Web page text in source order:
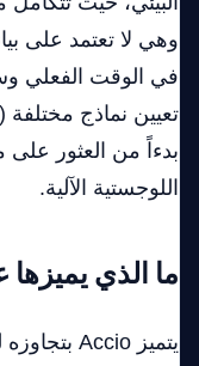
وهي لا تعتمد على
في الوقت الفعلي
بدءاً من العثور
اللوجستية الآلية.
ما الذي يميزها
يتميز Accio بتجاوزه لنموذج “روبوت الدردشة” التقليدي وانتقاله إلى